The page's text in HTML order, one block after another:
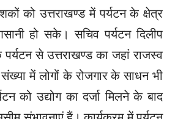
को उत्तराखण्ड में पर्यटन के क्षेत्र
हो सके। सचिव पर्यटन दिलीप
से उत्तराखण्ड का जहां राजस्व
में लोगों के रोजगार के साधन भी
को उद्योग का दर्जा मिलने के बाद